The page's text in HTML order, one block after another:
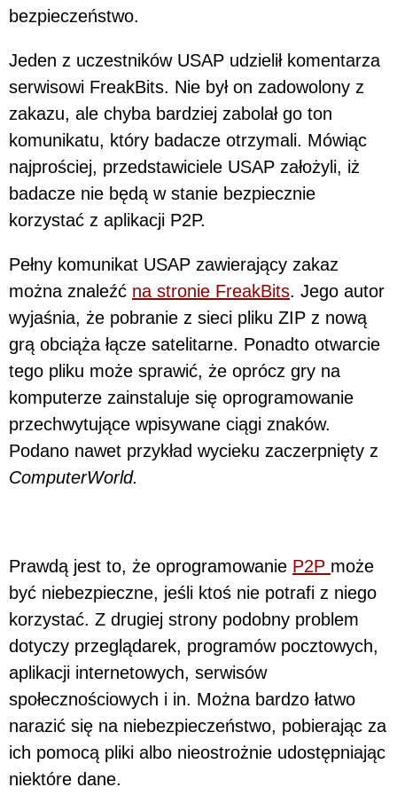
bezpieczeństwo.
Jeden z uczestników USAP udzielił komentarza
serwisowi FreakBits. Nie był on zadowolony z
zakazu, ale chyba bardziej zabolał go ton
komunikatu, który badacze otrzymali. Mówiąc
najprościej, przedstawiciele USAP założyli, iż
badacze nie będą w stanie bezpiecznie
korzystać z aplikacji P2P.
Pełny komunikat USAP zawierający zakaz
można znaleźć na stronie FreakBits. Jego autor
wyjaśnia, że pobranie z sieci pliku ZIP z nową
grą obciąża łącze satelitarne. Ponadto otwarcie
tego pliku może sprawić, że oprócz gry na
komputerze zainstaluje się oprogramowanie
przechwytujące wpisywane ciągi znaków.
Podano nawet przykład wycieku zaczerpnięty z
ComputerWorld.
Prawdą jest to, że oprogramowanie P2P może
być niebezpieczne, jeśli ktoś nie potrafi z niego
korzystać. Z drugiej strony podobny problem
dotyczy przeglądarek, programów pocztowych,
aplikacji internetowych, serwisów
społecznościowych i in. Można bardzo łatwo
narazić się na niebezpieczeństwo, pobierając za
ich pomocą pliki albo nieostrożnie udostępniając
niektóre dane.